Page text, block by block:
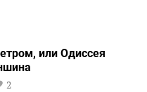
или Одиссея
2